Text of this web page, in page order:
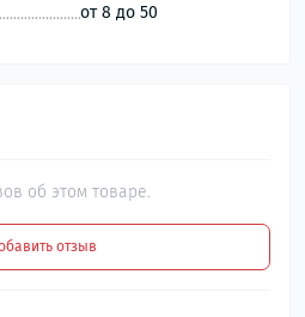
от 8 до 50
об этом товаре.
отзыв